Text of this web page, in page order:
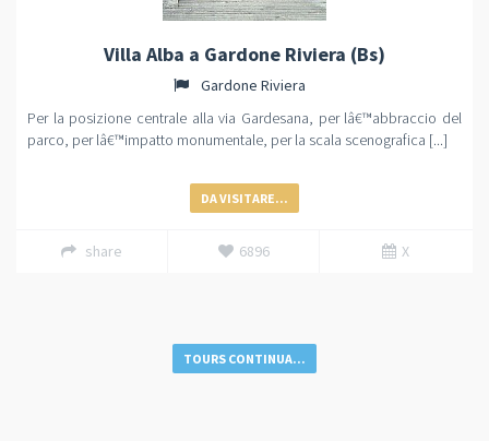
Villa Alba a Gardone Riviera (Bs)
Gardone Riviera
Per la posizione centrale alla via Gardesana, per lâ€™abbraccio del
parco, per lâ€™impatto monumentale, per la scala scenografica [...]
DA VISITARE...
share 6896 X
TOURS CONTINUA...